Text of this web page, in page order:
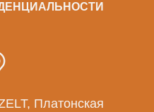
Платонская